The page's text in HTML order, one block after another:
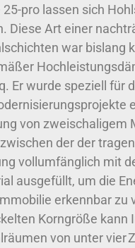
pro lassen sich
Diese Art einer
war bislang
Er wurde speziell für
von zweischaligem
der der
vollumfänglich mit
ausgefüllt, um die
erkennbar zu
Korngröße kann
von unter vier